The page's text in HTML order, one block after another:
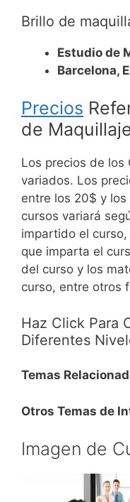
Brillo de
Estudio de
Barcelona,
Precios
de
Los precios de los
variados. Los
entre los 20$ y
cursos variará
impartido el
que imparta el
del curso y los
curso, entre otros
Haz Click Para
Diferentes
Temas
Otros Temas de
Imagen de